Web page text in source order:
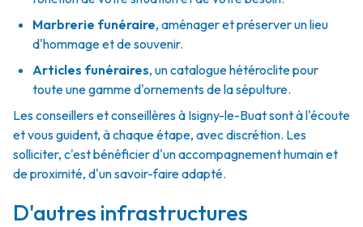
Marbrerie funéraire, aménager et préserver un lieu
d'hommage et de souvenir.
Articles funéraires, un catalogue hétéroclite pour
toute une gamme d'ornements de la sépulture.
Les conseillers et conseillères à Isigny-le-Buat sont à l'écoute
et vous guident, à chaque étape, avec discrétion. Les
solliciter, c'est bénéficier d'un accompagnement humain et
de proximité, d'un savoir-faire adapté.
D'autres infrastructures